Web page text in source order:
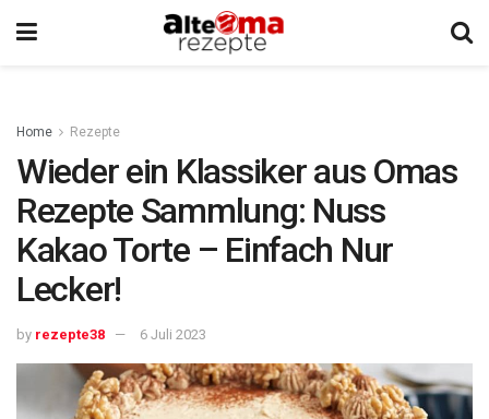
Home Rezepte
Wieder ein Klassiker aus Omas
Rezepte Sammlung: Nuss
Kakao Torte – Einfach Nur
Lecker!
by rezepte38 6 Juli 2023